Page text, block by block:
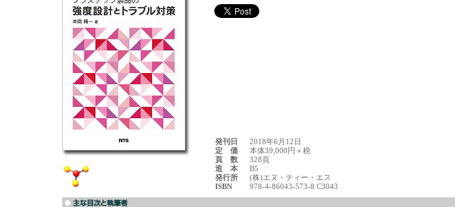
発刊日
2018年6月12日
定 価
本体39,000円＋税
頁 数
328頁
造 本
B5
発行所
(株)エヌ・ティー・エス
ISBN
978-4-86043-573-8 C3043